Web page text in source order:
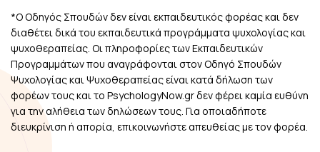
*Ο Οδηγός Σπουδών δεν είναι εκπαιδευτικός φορέας και δεν
διαθέτει δικά του εκπαιδευτικά προγράμματα ψυχολογίας και
ψυχοθεραπείας. Οι πληροφορίες των Εκπαιδευτικών
Προγραμμάτων που αναγράφονται στον Οδηγό Σπουδών
Ψυχολογίας και Ψυχοθεραπείας είναι κατά δήλωση των
φορέων τους και το PsychologyNow.gr δεν φέρει καμία ευθύνη
για την αλήθεια των δηλώσεων τους. Για οποιαδήποτε
διευκρίνιση ή απορία, επικοινωνήστε απευθείας με τον φορέα.